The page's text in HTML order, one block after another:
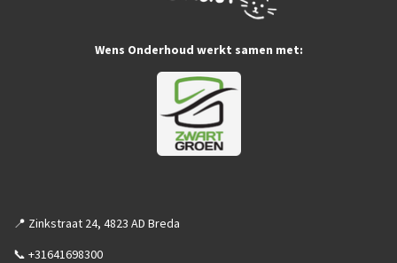
Wens Onderhoud werkt samen met:
📍 Zinkstraat 24, 4823 AD Breda
📞 +31641698300